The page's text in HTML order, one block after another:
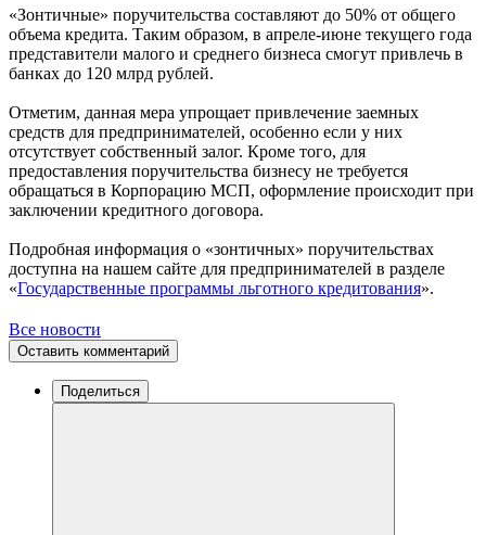
«Зонтичные» поручительства составляют до 50% от общего
объема кредита. Таким образом, в апреле-июне текущего года
представители малого и среднего бизнеса смогут привлечь в
банках до 120 млрд рублей.
Отметим, данная мера упрощает привлечение заемных
средств для предпринимателей, особенно если у них
отсутствует собственный залог. Кроме того, для
предоставления поручительства бизнесу не требуется
обращаться в Корпорацию МСП, оформление происходит при
заключении кредитного договора.
Подробная информация о «зонтичных» поручительствах
доступна на нашем сайте для предпринимателей в разделе
«Государственные программы льготного кредитования».
Все новости
Оставить комментарий
Поделиться